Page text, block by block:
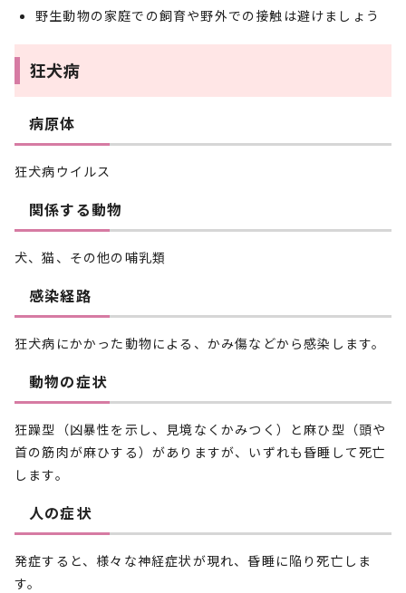
野生動物の家庭での飼育や野外での接触は避けましょう
狂犬病
病原体
狂犬病ウイルス
関係する動物
犬、猫、その他の哺乳類
感染経路
狂犬病にかかった動物による、かみ傷などから感染します。
動物の症状
狂躁型（凶暴性を示し、見境なくかみつく）と麻ひ型（頭や
首の筋肉が麻ひする）がありますが、いずれも昏睡して死亡
します。
人の症状
発症すると、様々な神経症状が現れ、昏睡に陥り死亡しま
す。